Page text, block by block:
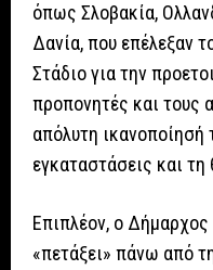
όπως Σλοβακία,
Δανία, που επέλεξαν
Στάδιο για την
προπονητές και τους
απόλυτη ικανοποίησή
εγκαταστάσεις και τη
Επιπλέον, ο Δήμαρχος
«πετάξει» πάνω από